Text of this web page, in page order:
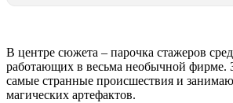
В центре сюжета – парочка стажеров
работающих в весьма необычной фирме.
самые странные происшествия и
магических артефактов.